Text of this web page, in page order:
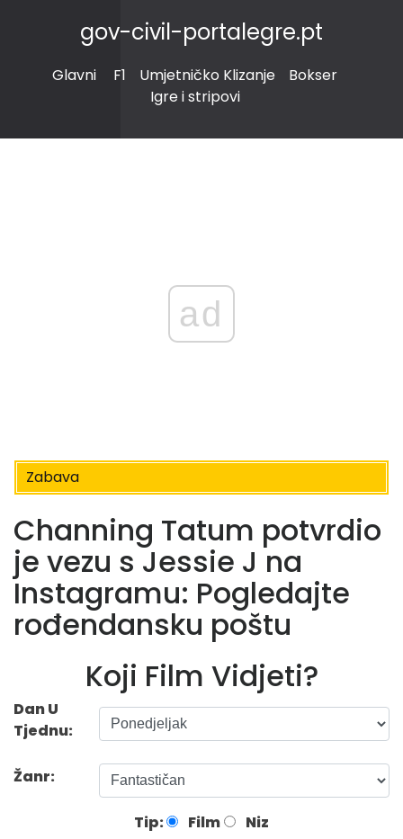
gov-civil-portalegre.pt
Glavni F1 Umjetničko Klizanje
Bokser
Igre i stripovi
ad
Zabava
Channing Tatum potvrdio
je vezu s Jessie J na
Instagramu: Pogledajte
rođendansku poštu
Koji Film Vidjeti?
Dan U
Tjednu:
Žanr:
Tip: Film Niz